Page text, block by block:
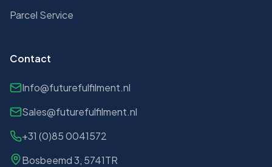
Parcel Service
Contact
Info@futurefulfilment.nl
Sales@futurefulfilment.nl
+31 (0)85 0041572
Bosbeemd 3, 5741TR